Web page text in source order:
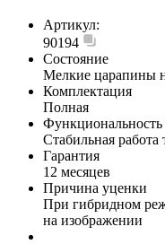
Артикул:
90194
Состояние
Мелкие царапины
Комплектация
Полная
Функциональность
Стабильная
Гарантия
12 месяцев
Причина уценки
При гибридном
на изображении